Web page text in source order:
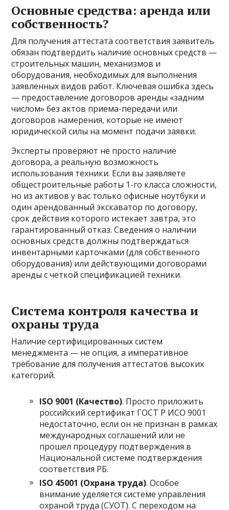
Основные средства: аренда или
собственность?
Для получения аттестата соответствия заявитель
обязан подтвердить наличие основных средств —
строительных машин, механизмов и
оборудования, необходимых для выполнения
заявленных видов работ. Ключевая ошибка здесь
— предоставление договоров аренды «задним
числом» без актов приема-передачи или
договоров намерения, которые не имеют
юридической силы на момент подачи заявки.
Эксперты проверяют не просто наличие
договора, а реальную возможность
использования техники. Если вы заявляете
общестроительные работы 1-го класса сложности,
но из активов у вас только офисные ноутбуки и
один арендованный экскаватор по договору,
срок действия которого истекает завтра, это
гарантированный отказ. Сведения о наличии
основных средств должны подтверждаться
инвентарными карточками (для собственного
оборудования) или действующими договорами
аренды с четкой спецификацией техники.
Система контроля качества и
охраны труда
Наличие сертифицированных систем
менеджмента — не опция, а императивное
требование для получения аттестатов высоких
категорий.
ISO 9001 (Качество). Просто приложить
российский сертификат ГОСТ Р ИСО 9001
недостаточно, если он не признан в рамках
международных соглашений или не
прошел процедуру подтверждения в
Национальной системе подтверждения
соответствия РБ.
ISO 45001 (Охрана труда). Особое
внимание уделяется системе управления
охраной труда (СУОТ). С переходом на